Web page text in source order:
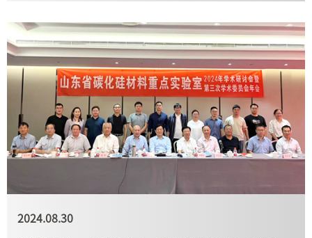
GBT的发展进程，实现高端特高压功率器件国产化。
2024.08.30